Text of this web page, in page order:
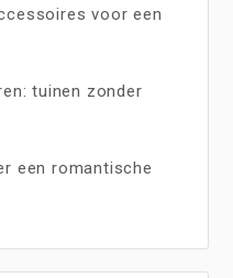
voor een
tuinen zonder
een romantische